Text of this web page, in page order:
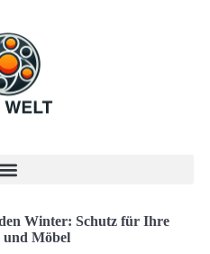
Winter: Schutz für Ihre
und Möbel